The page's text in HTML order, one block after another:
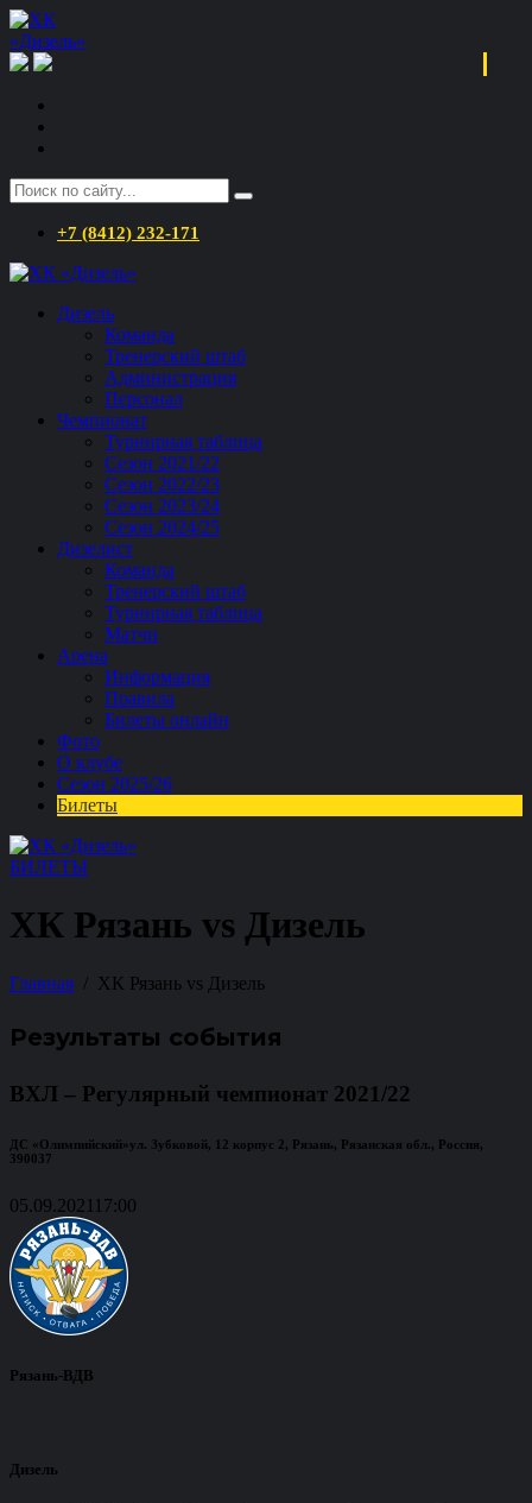
+7 (8412) 232-171
Дизель
Команда
Тренерский штаб
Администрация
Персонал
Чемпионат
Турнирная таблица
Сезон 2021/22
Сезон 2022/23
Сезон 2023/24
Сезон 2024/25
Дизелист
Команда
Тренерский штаб
Турнирная таблица
Матчи
Арена
Информация
Правила
Билеты онлайн
Фото
О клубе
Сезон 2025/26
Билеты
БИЛЕТЫ
ХК Рязань vs Дизель
Главная ХК Рязань vs Дизель
Результаты события
ВХЛ – Регулярный чемпионат 2021/22
ДС «Олимпийский»ул. Зубковой, 12 корпус 2, Рязань, Рязанская обл., Россия,
390037
05.09.2021 17:00
Рязань-ВДВ
Дизель